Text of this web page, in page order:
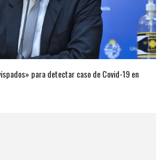
para detectar caso de Covid-19 en